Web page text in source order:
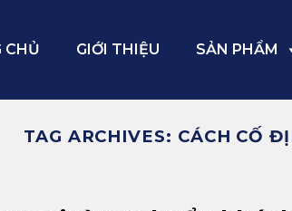
CHỦ GIỚI THIỆU SẢN PHẨM
TAG ARCHIVES: CÁCH CỐ